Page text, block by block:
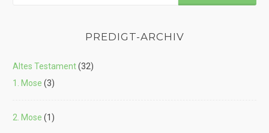
nach:
PREDIGT-ARCHIV
Altes Testament(32)
1. Mose (3)
2. Mose (1)